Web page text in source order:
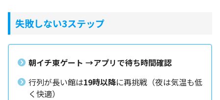
失敗しない3ステップ
朝イチ東ゲート →アプリで待ち時間確認
行列が長い館は19時以降に再挑戦（夜は気温も低
く快適）